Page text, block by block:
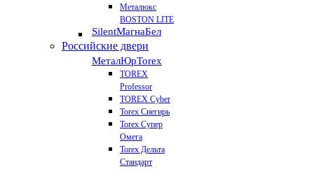
Металюкс
BOSTON LITE
SilentМагнаБел
Российские двери
МеталЮрTorex
TOREX
Professor
TOREX Cyber
Torex Снегирь
Torex Супер
Омега
Torex Дельта
Стандарт